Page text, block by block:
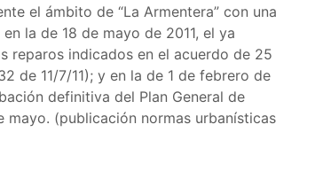
el ámbito de “La Armentera” con una
la de 18 de mayo de 2011, el ya
reparos indicados en el acuerdo de 25
de 11/7/11); y en la de 1 de febrero de
definitiva del Plan General de
mayo. (publicación normas urbanísticas